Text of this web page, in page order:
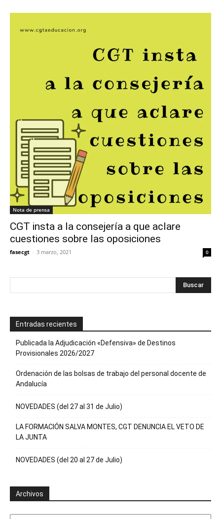
Nota de prensa
CGT insta a la consejería a que aclare
cuestiones sobre las oposiciones
fasecgt - 3 marzo, 2021 0
Entradas recientes
Publicada la Adjudicación «Defensiva» de Destinos
Provisionales 2026/2027
Ordenación de las bolsas de trabajo del personal docente de
Andalucía
NOVEDADES (del 27 al 31 de Julio)
LA FORMACIÓN SALVA MONTES, CGT DENUNCIA EL VETO DE
LA JUNTA
NOVEDADES (del 20 al 27 de Julio)
Archivos
Archivos